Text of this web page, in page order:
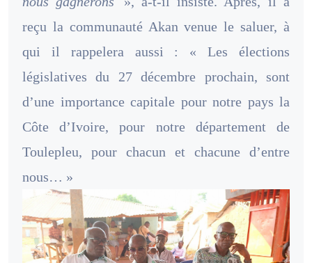
reçu la communauté Akan venue le saluer, à
qui il rappelera aussi : « Les élections
législatives du 27 décembre prochain, sont
d’une importance capitale pour notre pays la
Côte d’Ivoire, pour notre département de
Toulepleu, pour chacun et chacune d’entre
nous… »